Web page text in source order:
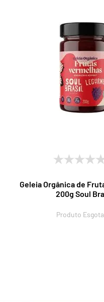
Geleia Orgânica de
200g Soul
Produto